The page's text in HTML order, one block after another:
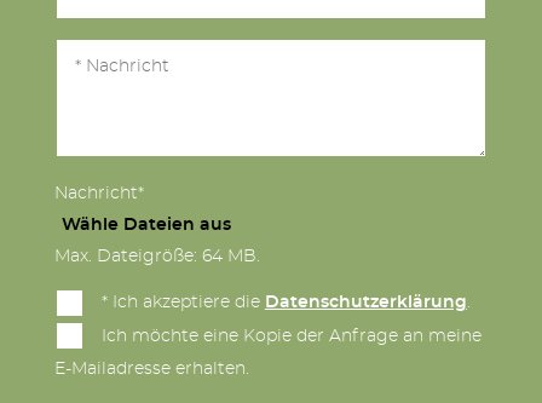
Nachricht*
Wähle Dateien aus
Max. Dateigröße: 64 MB.
* Ich akzeptiere die Datenschutzerklärung.
Ich möchte eine Kopie der Anfrage an meine
E-Mailadresse erhalten.